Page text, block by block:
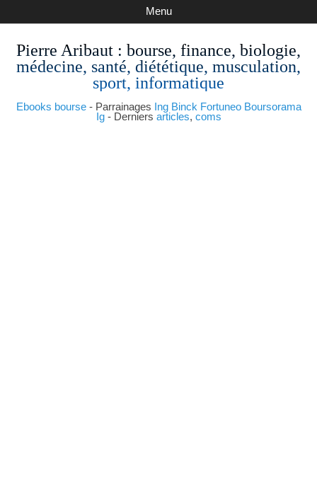
Pierre Aribaut : bourse, finance, biologie,
médecine, santé, diététique, musculation,
sport, informatique
Ebooks bourse- Parrainages Ing Binck Fortuneo Boursorama
Ig- Derniers articles, coms
Menu